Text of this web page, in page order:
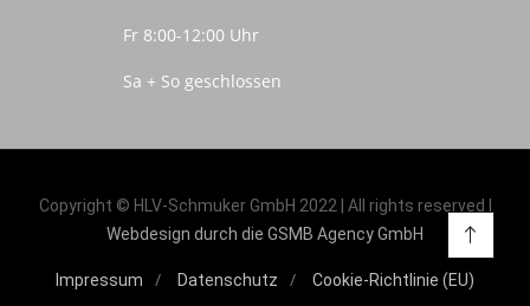
Fr 8:00-12:00 Uhr
Sa + So geschlossen
Copyright © HLV-Schmuker GmbH 2022 | All rights reserved |
Webdesign durch die GSMB Agency GmbH
Impressum Datenschutz Cookie-Richtlinie (EU)